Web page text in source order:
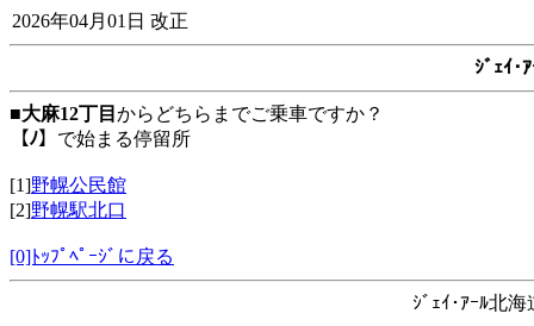
2026年04月01日 改正
ｼﾞｪｲ･
■大麻12丁目 からどちらまでご乗車ですか？
【ﾉ】 で始まる停留所
[1]野幌公民館
[2]野幌駅北口
[0]ﾄｯﾌﾟﾍﾟｰｼﾞに戻る
ｼﾞｪｲ･ｱｰﾙ北